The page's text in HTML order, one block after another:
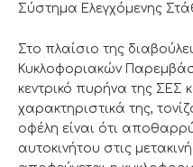
Σύστημα Ελεγχόμενης
Στο πλαίσιο της
Κυκλοφοριακών
κεντρικό πυρήνα της ΣΕΣ
χαρακτηριστικά της,
οφέλη είναι ότι
αυτοκινήτου στις